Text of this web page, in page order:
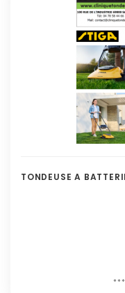
TONDEUSE A